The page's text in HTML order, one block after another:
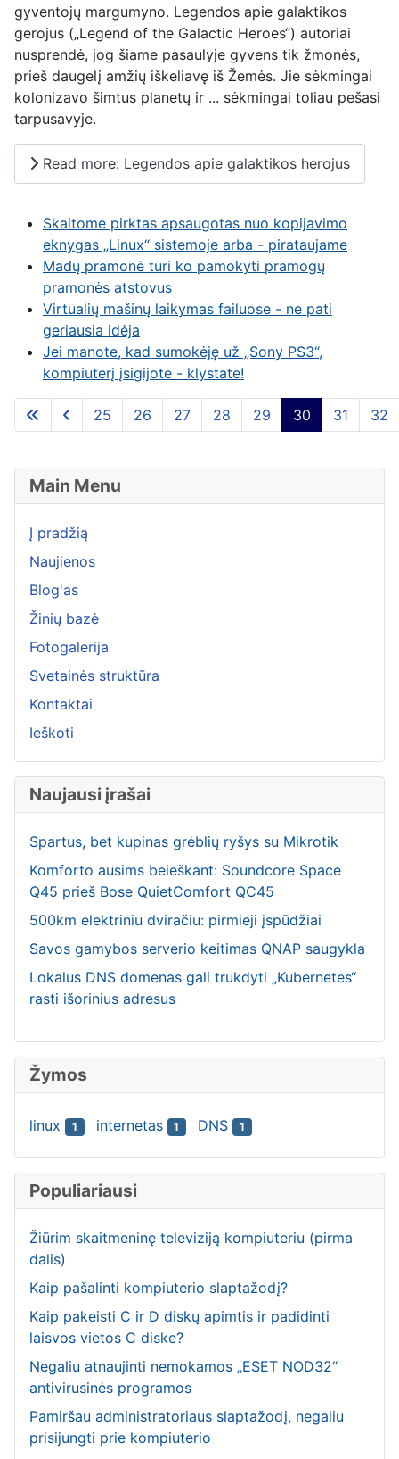
Main Menu
Į pradžią
Naujienos
Blog'as
Žinių bazė
Fotogalerija
Svetainės struktūra
Kontaktai
Ieškoti
Naujausi įrašai
Spartus, bet kupinas grėblių ryšys su Mikrotik
Komforto ausims beieškant: Soundcore Space
Q45 prieš Bose QuietComfort QC45
500km elektriniu dviračiu: pirmieji įspūdžiai
Savos gamybos serverio keitimas QNAP saugykla
Lokalus DNS domenas gali trukdyti „Kubernetes“
rasti išorinius adresus
Žymos
linux 1 internetas 1 DNS 1
Populiariausi
Žiūrim skaitmeninę televiziją kompiuteriu (pirma
dalis)
Kaip pašalinti kompiuterio slaptažodį?
Kaip pakeisti C ir D diskų apimtis ir padidinti
laisvos vietos C diske?
Negaliu atnaujinti nemokamos „ESET NOD32“
antivirusinės programos
Pamiršau administratoriaus slaptažodį, negaliu
prisijungti prie kompiuterio
gyventojų margumyno. Legendos apie galaktikos
gerojus („Legend of the Galactic Heroes“) autoriai
nusprendė, jog šiame pasaulyje gyvens tik žmonės,
prieš daugelį amžių iškeliavę iš Žemės. Jie sėkmingai
kolonizavo šimtus planetų ir ... sėkmingai toliau pešasi
tarpusavyje.
Read more: Legendos apie galaktikos herojus
Skaitome pirktas apsaugotas nuo kopijavimo
eknygas „Linux“ sistemoje arba - pirataujame
Madų pramonė turi ko pamokyti pramogų
pramonės atstovus
Virtualių mašinų laikymas failuose - ne pati
geriausia idėja
Jei manote, kad sumokėję už „Sony PS3“,
kompiuterį įsigijote - klystate!
Puslapis 30 iš 43
25 26 27 28 29 30 31 32